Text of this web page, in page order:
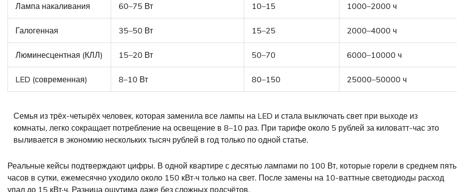
Лампа накаливания 60–75 Вт 10–15 1000–2000 ч
Галогенная 35–50 Вт 15–25 2000–4000 ч
Люминесцентная (КЛЛ) 15–20 Вт 50–70 6000–10000 ч
LED (современная) 8–10 Вт 80–150 25000–50000 ч
Семья из трёх-четырёх человек, которая заменила все лампы на LED и стала выключать свет при выходе из
комнаты, легко сокращает потребление на освещение в 8–10 раз. При тарифе около 5 рублей за киловатт-час это
выливается в экономию нескольких тысяч рублей в год только по одной статье.
Реальные кейсы подтверждают цифры. В одной квартире с десятью лампами по 100 Вт, которые горели в среднем пять
часов в сутки, ежемесячно уходило около 150 кВт·ч только на свет. После замены на 10-ваттные светодиоды расход
упал до 15 кВт·ч. Разница ощутима даже без сложных подсчётов.